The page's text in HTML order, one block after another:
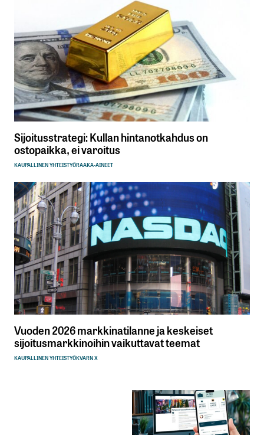
Sijoitusstrategi: Kullan hintanotkahdus on
ostopaikka, ei varoitus
KAUPALLINEN YHTEISTYÖRAAKA-AINEET
Vuoden 2026 markkinatilanne ja keskeiset
sijoitusmarkkinoihin vaikuttavat teemat
KAUPALLINEN YHTEISTYÖKVARN X